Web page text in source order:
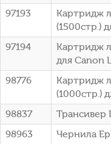
97193
Картридж
(1500стр.)
97194
Картридж
для Canon
98776
Картридж
(1000стр.)
98837
Трансивер
98963
Чернила